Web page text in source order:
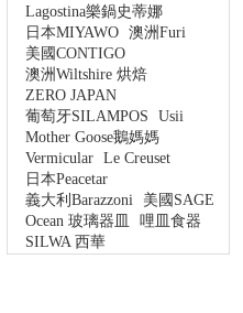
Lagostina樂鍋史蒂娜
日本MIYAWO 澳洲Furi
美國CONTIGO
澳洲Wiltshire 烘焙
ZERO JAPAN
葡萄牙SILAMPOS
Usii
Mother Goose鵝媽媽
Vermicular Le Creuset
日本Peacetar
義大利Barazzoni
美國SAGE
Ocean 玻璃器皿
哩皿食器
SILWA 西華